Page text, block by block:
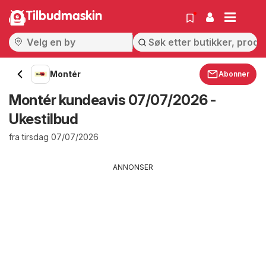
Tilbudmaskin
Montér Abonner
Montér kundeavis 07/07/2026 -
Ukestilbud
fra tirsdag 07/07/2026
ANNONSER